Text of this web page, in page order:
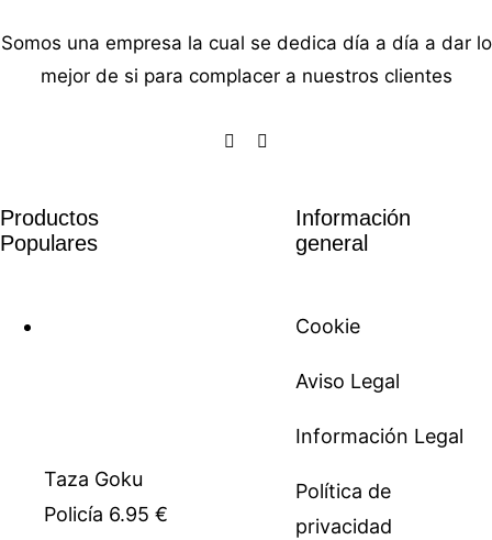
Somos una empresa la cual se dedica día a día a dar lo
mejor de si para complacer a nuestros clientes
Productos
Populares
Taza Goku
Policía 6.95 €
Información
general
Cookie
Aviso Legal
Información Legal
Política de
privacidad